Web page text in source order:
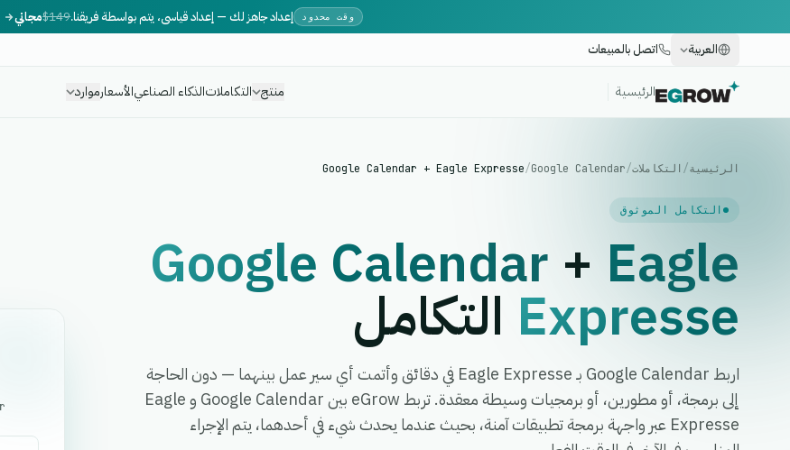
وقت محدود إعداد جاهز لك — إعداد قياسي، يتم بواسطة فريقنا.$149مجاني
العربية
اتصل بالمبيعات
الرئيسية منتج التكاملاتالذكاء الصناعيالأسعارموارد
الرئيسية/ التكاملات/
Google Calendar
/
Google Calendar + Eagle Expresse
التكامل الموثوق
Google Calendar + Eagle
Expresse التكامل
اربط Google Calendar بـ Eagle Expresse في دقائق وأتمت أي سير عمل بينهما — دون الحاجة
إلى برمجة، أو مطورين، أو برمجيات وسيطة معقدة. تربط eGrow بين Google Calendar و Eagle
Expresse عبر واجهة برمجة تطبيقات آمنة، بحيث عندما يحدث شيء في أحدهما، يتم الإجراء